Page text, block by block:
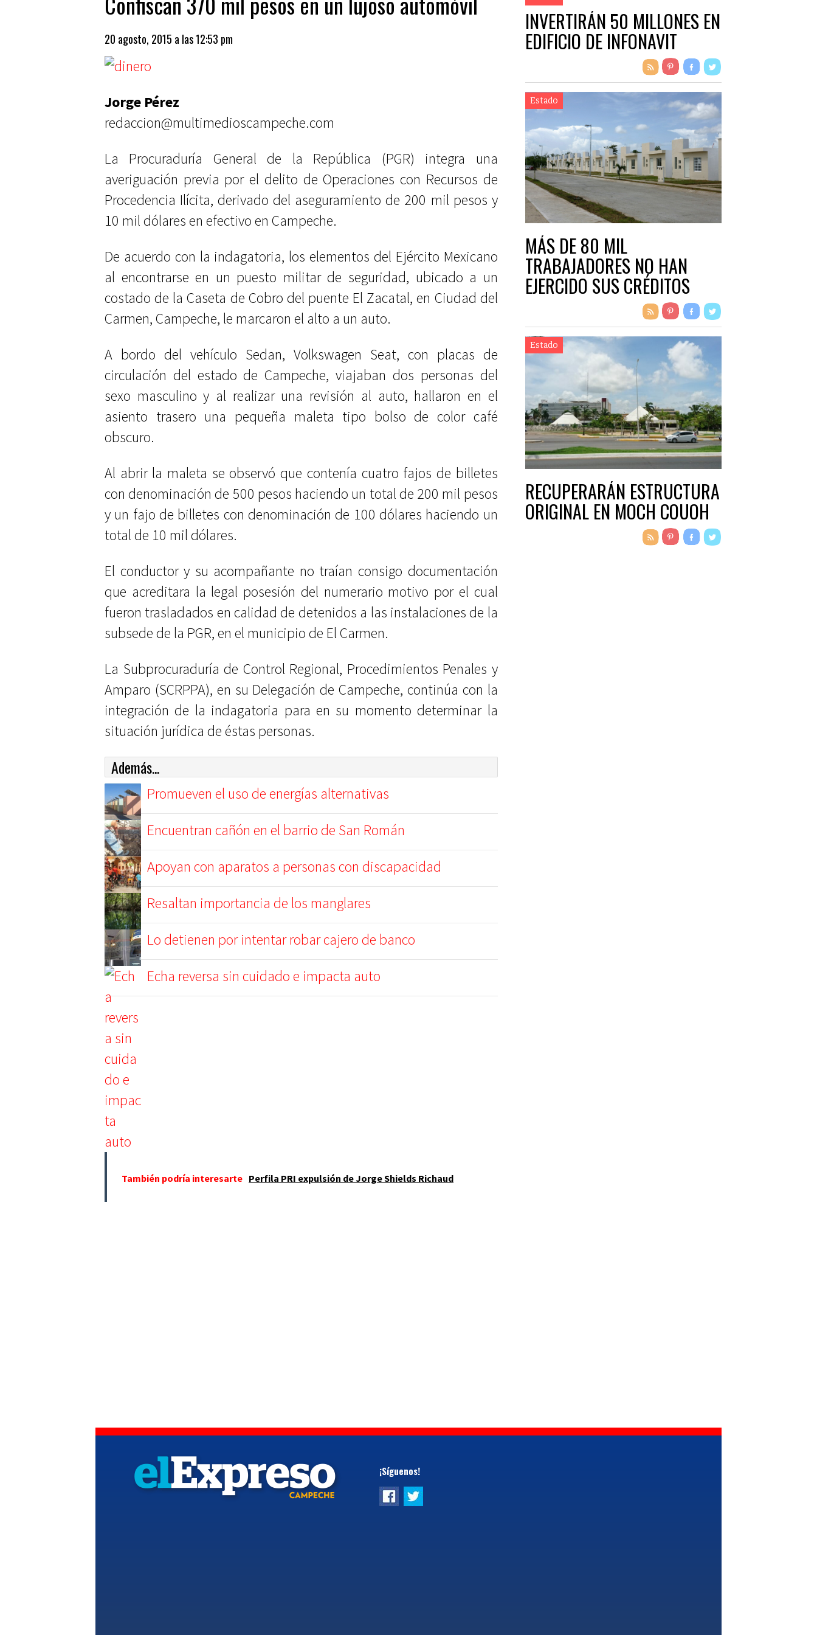
20 agosto, 2015 a las 12:53 pm
Jorge Pérez
redaccion@multimedioscampeche.com
La Procuraduría General de la República (PGR) integra una
averiguación previa por el delito de Operaciones con Recursos de
Procedencia Ilícita, derivado del aseguramiento de 200 mil pesos y
10 mil dólares en efectivo en Campeche.
De acuerdo con la indagatoria, los elementos del Ejército Mexicano
al encontrarse en un puesto militar de seguridad, ubicado a un
costado de la Caseta de Cobro del puente El Zacatal, en Ciudad del
Carmen, Campeche, le marcaron el alto a un auto.
A bordo del vehículo Sedan, Volkswagen Seat, con placas de
circulación del estado de Campeche, viajaban dos personas del
sexo masculino y al realizar una revisión al auto, hallaron en el
asiento trasero una pequeña maleta tipo bolso de color café
obscuro.
Al abrir la maleta se observó que contenía cuatro fajos de billetes
con denominación de 500 pesos haciendo un total de 200 mil pesos
y un fajo de billetes con denominación de 100 dólares haciendo un
total de 10 mil dólares.
El conductor y su acompañante no traían consigo documentación
que acreditara la legal posesión del numerario motivo por el cual
fueron trasladados en calidad de detenidos a las instalaciones de la
subsede de la PGR, en el municipio de El Carmen.
La Subprocuraduría de Control Regional, Procedimientos Penales y
Amparo (SCRPPA), en su Delegación de Campeche, continúa con la
integración de la indagatoria para en su momento determinar la
situación jurídica de éstas personas.
Además...
Promueven el uso de energías alternativas
Encuentran cañón en el barrio de San Román
Apoyan con aparatos a personas con discapacidad
Resaltan importancia de los manglares
Lo detienen por intentar robar cajero de banco
Echa reversa sin cuidado e impacta auto
También podría interesarte Perfila PRI expulsión de Jorge Shields Richaud
INVERTIRÁN 50 MILLONES EN
EDIFICIO DE INFONAVIT
Estado
MÁS DE 80 MIL
TRABAJADORES NO HAN
EJERCIDO SUS CRÉDITOS
Estado
RECUPERARÁN ESTRUCTURA
ORIGINAL EN MOCH COUOH
¡Síguenos!